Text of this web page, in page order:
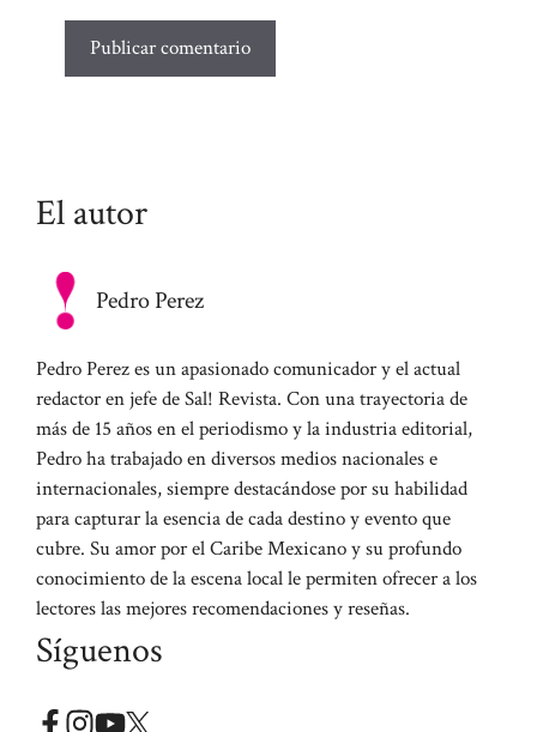
El autor
Pedro Perez
Pedro Perez es un apasionado comunicador y el actual
redactor en jefe de Sal! Revista. Con una trayectoria de
más de 15 años en el periodismo y la industria editorial,
Pedro ha trabajado en diversos medios nacionales e
internacionales, siempre destacándose por su habilidad
para capturar la esencia de cada destino y evento que
cubre. Su amor por el Caribe Mexicano y su profundo
conocimiento de la escena local le permiten ofrecer a los
lectores las mejores recomendaciones y reseñas.
Síguenos